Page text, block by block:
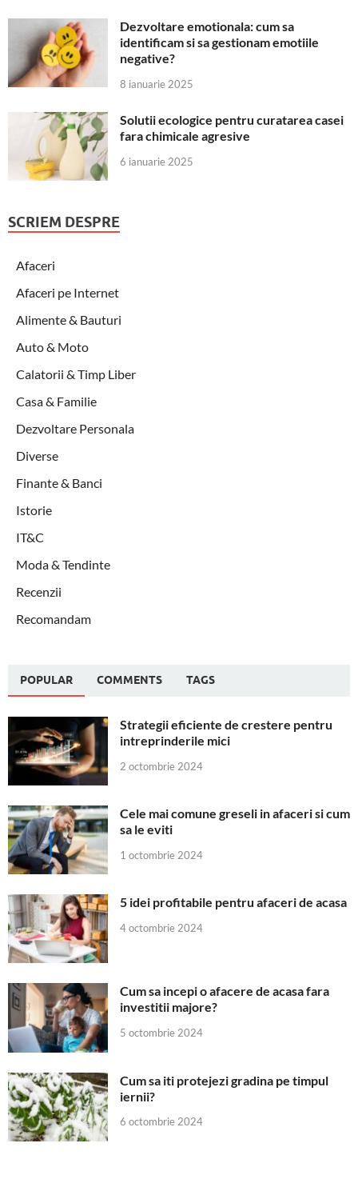
Dezvoltare emotionala: cum sa
identificam si sa gestionam emotiile
negative?
8 ianuarie 2025
Solutii ecologice pentru curatarea casei
fara chimicale agresive
6 ianuarie 2025
SCRIEM DESPRE
Afaceri
Afaceri pe Internet
Alimente & Bauturi
Auto & Moto
Calatorii & Timp Liber
Casa & Familie
Dezvoltare Personala
Diverse
Finante & Banci
Istorie
IT&C
Moda & Tendinte
Recenzii
Recomandam
POPULAR COMMENTS TAGS
Strategii eficiente de crestere pentru
intreprinderile mici
2 octombrie 2024
Cele mai comune greseli in afaceri si cum
sa le eviti
1 octombrie 2024
5 idei profitabile pentru afaceri de acasa
4 octombrie 2024
Cum sa incepi o afacere de acasa fara
investitii majore?
5 octombrie 2024
Cum sa iti protejezi gradina pe timpul
iernii?
6 octombrie 2024